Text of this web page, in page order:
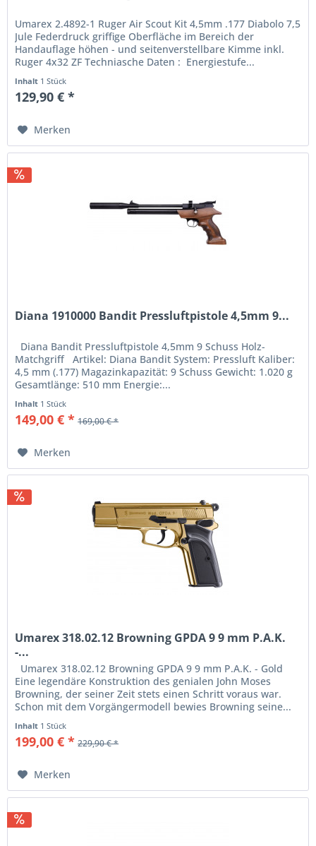
Umarex 2.4892-1 Ruger Air Scout Kit 4,5mm .177 Diabolo 7,5
Jule Federdruck griffige Oberfläche im Bereich der
Handauflage höhen - und seitenverstellbare Kimme inkl.
Ruger 4x32 ZF Techniasche Daten : Energiestufe...
Inhalt 1 Stück
129,90 € *
Merken
Diana 1910000 Bandit Pressluftpistole 4,5mm 9...
Diana Bandit Pressluftpistole 4,5mm 9 Schuss Holz-
Matchgriff Artikel: Diana Bandit System: Pressluft Kaliber:
4,5 mm (.177) Magazinkapazität: 9 Schuss Gewicht: 1.020 g
Gesamtlänge: 510 mm Energie:...
Inhalt 1 Stück
149,00 € * 169,00 € *
Merken
Umarex 318.02.12 Browning GPDA 9 9 mm P.A.K.
-...
Umarex 318.02.12 Browning GPDA 9 9 mm P.A.K. - Gold
Eine legendäre Konstruktion des genialen John Moses
Browning, der seiner Zeit stets einen Schritt voraus war.
Schon mit dem Vorgängermodell bewies Browning seine...
Inhalt 1 Stück
199,00 € * 229,90 € *
Merken